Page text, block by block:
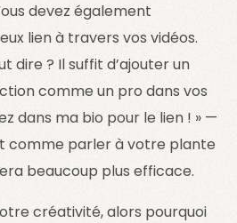
devez également
lien à travers vos vidéos.
dire ? Il suffit d’ajouter un
comme un pro dans vos
dans ma bio pour le lien ! » —
comme parler à votre plante
beaucoup plus efficace.
créativité, alors pourquoi